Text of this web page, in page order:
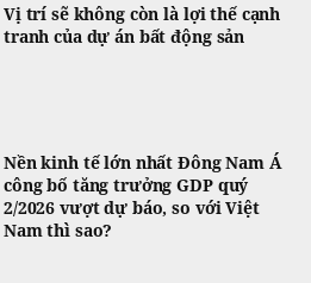
Vị trí sẽ không còn là lợi thế cạnh
tranh của dự án bất động sản
Nền kinh tế lớn nhất Đông Nam Á
công bố tăng trưởng GDP quý
2/2026 vượt dự báo, so với Việt
Nam thì sao?